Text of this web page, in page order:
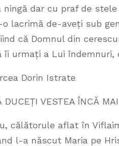
ningă dar cu praf de
o lacrimă de-aveți sub
că Domnul din
îi urmați a Lui îndemnuri,
Dorin Istrate
DUCEȚI VESTEA ÎNCĂ
călătorule aflat în
l-a născut Maria pe